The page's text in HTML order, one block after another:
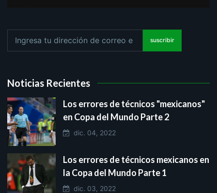
suscribir
Noticias Recientes
Los errores de técnicos "mexicanos"
en Copa del Mundo Parte 2
dic. 04, 2022
Los errores de técnicos mexicanos en
la Copa del Mundo Parte 1
dic. 03, 2022